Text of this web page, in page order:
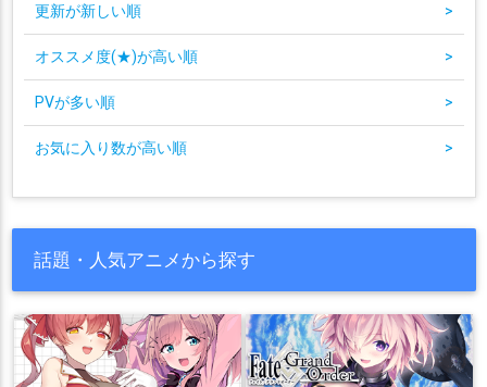
更新が新しい順 >
オススメ度(★)が高い順 >
PVが多い順 >
お気に入り数が高い順 >
話題・人気アニメから探す